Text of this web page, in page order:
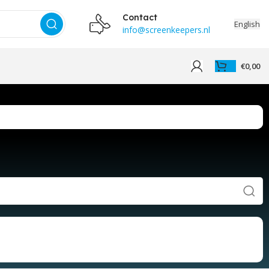
Contact
info@screenkeepers.nl English
€0,00